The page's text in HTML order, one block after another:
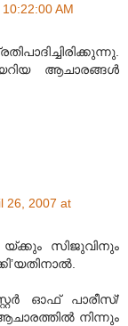
AM
ആചാരങ്ങള്‍
26, 2007 at
യ്ക്കും സിജുവിനും
ഓഫ് പാരീസ്/
നിന്നും